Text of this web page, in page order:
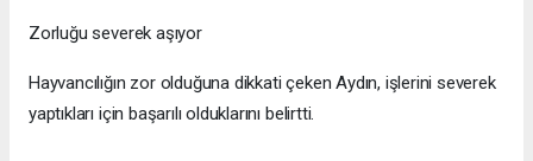
Zorluğu severek aşıyor
Hayvancılığın zor olduğuna dikkati çeken Aydın, işlerini severek
yaptıkları için başarılı olduklarını belirtti.